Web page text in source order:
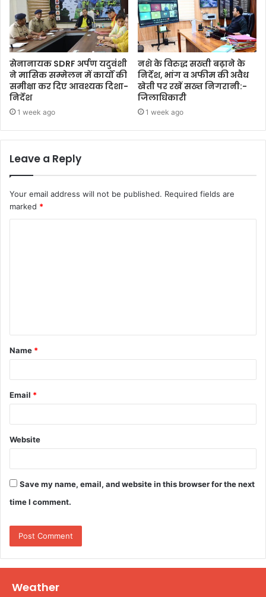
सेनानायक SDRF अर्पण यदुवंशी
ने मासिक सम्मेलन में कार्यों की
समीक्षा कर दिए आवश्यक दिशा-
निर्देश
1 week ago
नशे के विरुद्ध सख्ती बढ़ाने के
निर्देश, भांग व अफीम की अवैध
खेती पर रखें सख्त निगरानी:-
जिलाधिकारी
1 week ago
Leave a Reply
Your email address will not be published. Required fields are
marked *
t
*
Name *
Email *
Website
Save my name, email, and website in this browser for the next
time I comment.
Weather